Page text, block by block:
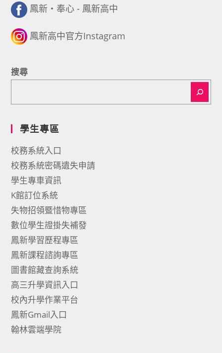
鳳新・奉心 - 鳳新高中
鳳新高中官方Instagram
搜尋
學生專區
校務系統入口
校務系統密碼遺失申請
學生專車資訊
K館訂位系統
失物招領暨惜物專區
數位學生證掛失補發
鳳新學習歷程專區
鳳新課程諮詢專區
圖書館藏查詢系統
高三升學資訊入口
校內升學作業平台
鳳新Gmail入口
翰林雲端學院